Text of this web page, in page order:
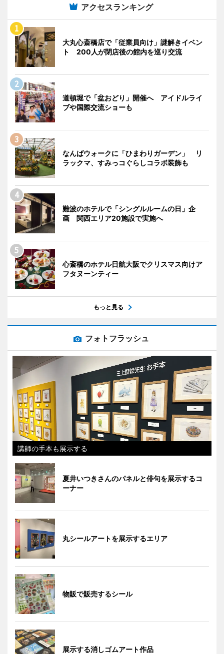
アクセスランキング
大丸心斎橋店で「従業員向け」謎解きイベン
ト 200人が閉店後の館内を巡り交流
道頓堀で「盆おどり」開催へ アイドルライ
ブや国際交流ショーも
なんばウォークに「ひまわりガーデン」 リ
ラックマ、すみっコぐらしコラボ装飾も
難波のホテルで「シングルルームの日」企
画 関西エリア20施設で実施へ
心斎橋のホテル日航大阪でクリスマス向けア
フタヌーンティー
もっと見る
フォトフラッシュ
講師の手本も展示する
夏井いつきさんのパネルと俳句を展示するコ
ーナー
丸シールアートを展示するエリア
物販で販売するシール
展示する消しゴムアート作品